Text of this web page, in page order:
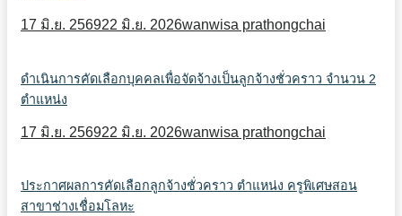
17 มิ.ย. 256922 มิ.ย. 2026wanwisa prathongchai
ดำเนินการคัดเลือกบุคคลเพื่อจัดจ้างเป็นลูกจ้างชั่วคราว จำนวน 2
ตำแหน่ง
17 มิ.ย. 256922 มิ.ย. 2026wanwisa prathongchai
ประกาศผลการคัดเลือกลูกจ้างชั่วคราว ตำแหน่ง ครูพิเศษสอน
สาขาช่างเชื่อมโลหะ